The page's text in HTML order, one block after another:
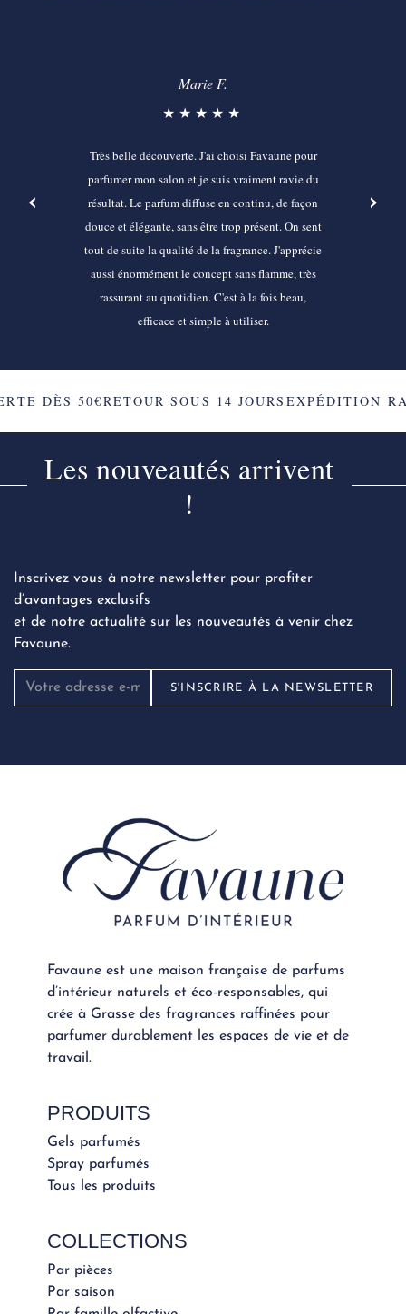
‹
Marie F.
★★★★★
Très belle découverte. J'ai choisi Favaune pour
parfumer mon salon et je suis vraiment ravie du
résultat. Le parfum diffuse en continu, de façon
douce et élégante, sans être trop présent. On sent
tout de suite la qualité de la fragrance. J'apprécie
aussi énormément le concept sans flamme, très
rassurant au quotidien. C'est à la fois beau,
efficace et simple à utiliser.
›
DÈS 50€RETOUR SOUS 14 JOURSEXPÉDITION
Les nouveautés arrivent
!
Inscrivez vous à notre newsletter pour profiter
d’avantages exclusifs
et de notre actualité sur les nouveautés à venir chez
Favaune.
S'INSCRIRE À LA NEWSLETTER
PRODUITS
Gels parfumés
Spray parfumés
Tous les produits
Favaune est une maison française de parfums
d’intérieur naturels et éco-responsables, qui
crée à Grasse des fragrances raffinées pour
parfumer durablement les espaces de vie et de
travail.
COLLECTIONS
Par pièces
Par saison